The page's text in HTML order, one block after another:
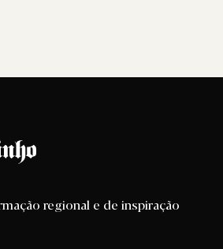
regional e de inspiração